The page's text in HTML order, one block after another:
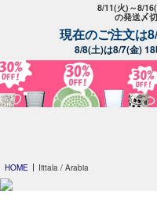
8/11(火)～8/
の発送〆
現在のご注文は
8/8(土)は8/7(金)
HOME Iittala / Arabia